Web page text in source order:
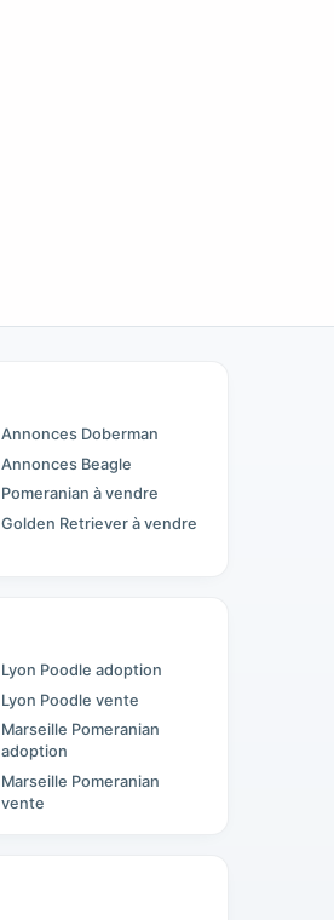
Annonces Doberman
Annonces Beagle
Pomeranian à vendre
Golden Retriever à vendre
Lyon Poodle adoption
Lyon Poodle vente
Marseille Pomeranian
adoption
Marseille Pomeranian
vente